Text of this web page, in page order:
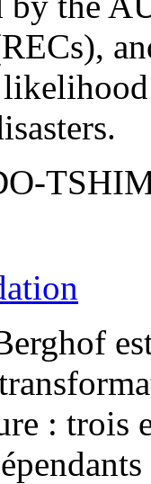
: trois